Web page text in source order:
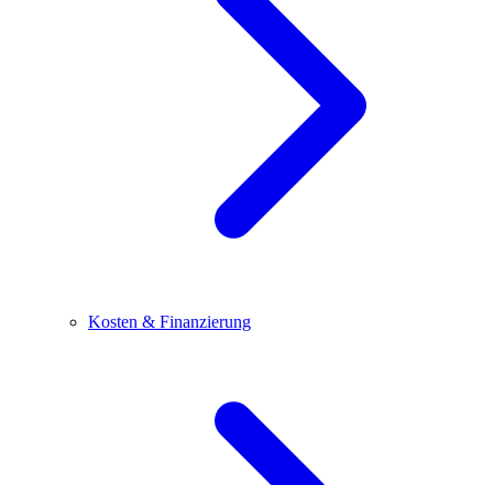
Kosten & Finanzierung